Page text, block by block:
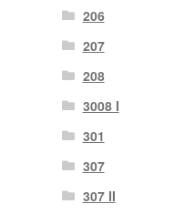
206
207
208
3008 I
301
307
307 II